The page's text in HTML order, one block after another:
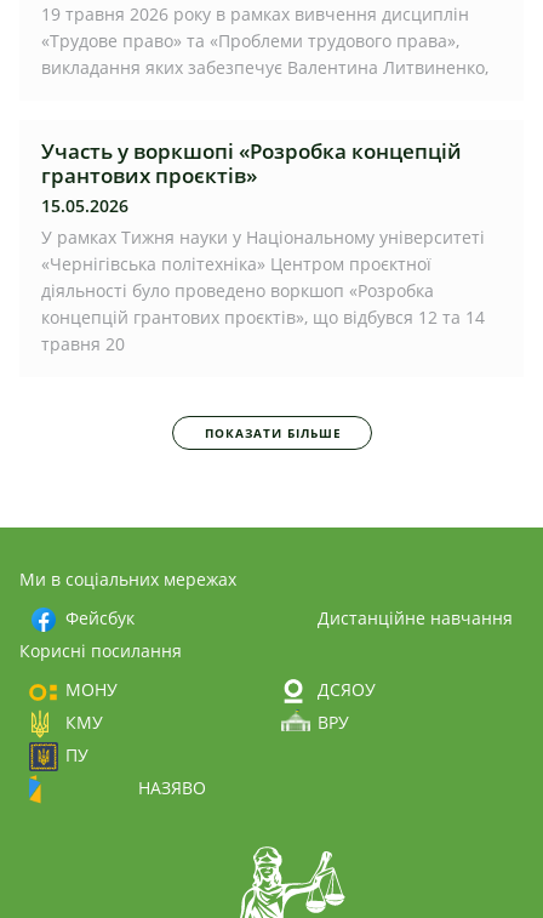
19 травня 2026 року в рамках вивчення дисциплін
«Трудове право» та «Проблеми трудового права»,
викладання яких забезпечує Валентина Литвиненко,
Участь у воркшопі «Розробка концепцій
грантових проєктів»
15.05.2026
У рамках Тижня науки у Національному університеті
«Чернігівська політехніка» Центром проєктної
діяльності було проведено воркшоп «Розробка
концепцій грантових проєктів», що відбувся 12 та 14
травня 20
ПОКАЗАТИ БІЛЬШЕ
Ми в соціальних мережах
Фейсбук
Дистанційне навчання
Корисні посилання
МОНУ
ДСЯОУ
КМУ
ВРУ
ПУ
НАЗЯВО